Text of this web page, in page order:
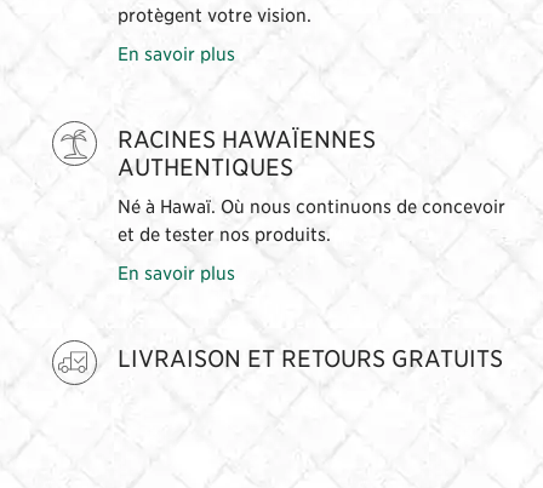
protègent votre vision.
En savoir plus
RACINES HAWAÏENNES
AUTHENTIQUES
Né à Hawaï. Où nous continuons de concevoir
et de tester nos produits.
En savoir plus
LIVRAISON ET RETOURS GRATUITS